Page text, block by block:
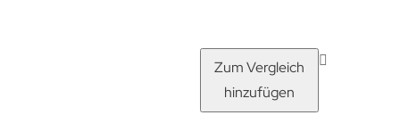
Zum Vergleich
hinzufügen